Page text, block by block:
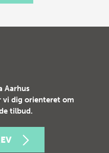
Aarhus
vi dig orienteret om
tilbud.